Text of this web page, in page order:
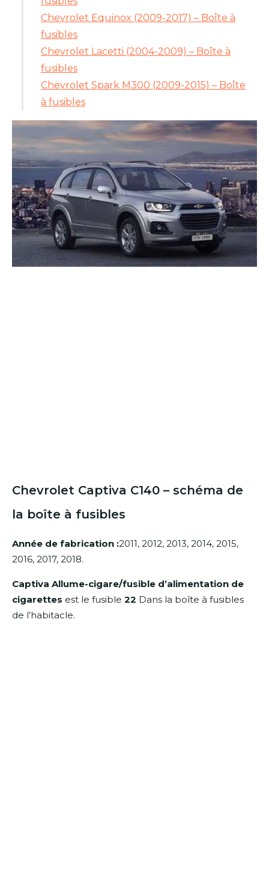
Chevrolet Equinox (2009-2017) – Boîte à
fusibles
Chevrolet Lacetti (2004-2009) – Boîte à
fusibles
Chevrolet Spark M300 (2009-2015) – Boîte
à fusibles
Chevrolet Captiva C140 – schéma de
la boîte à fusibles
Année de fabrication :2011, 2012, 2013, 2014, 2015,
2016, 2017, 2018.
Captiva Allume-cigare/fusible d’alimentation de
cigarettes est le fusible 22 Dans la boîte à fusibles
de l’habitacle.